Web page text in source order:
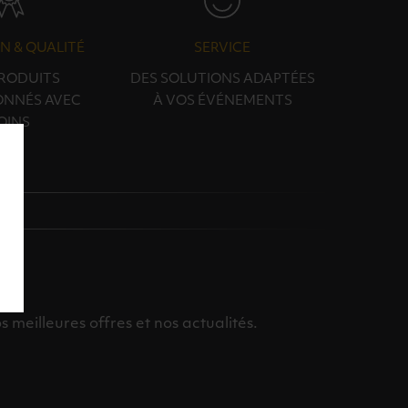
& QUALITÉ
AVEC
SERVICE
DES SOLUTIONS ADAPTÉES
À VOS ÉVÉNEMENTS
meilleures offres et nos actualités.